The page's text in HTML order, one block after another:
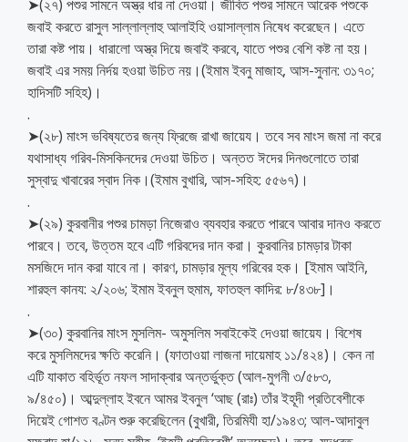
➤(২৭) পশুর সামনে অস্ত্র ধার না দেওয়া। জীবিত পশুর সামনে আরেক পশুকে
জবাই করতে রাসুল সাল্লাল্লাহু আলাইহি ওয়াসাল্লাম নিষেধ করেছেন। এতে
তারা কষ্ট পায়। ধারালো অস্ত্র দিয়ে জবাই করবে, যাতে পশুর বেশি কষ্ট না হয়।
জবাই এর সময় নির্দয় হওয়া উচিত নয়।(ইমাম ইবনু মাজাহ, আস-সুনান: ৩১৭০;
হাদিসটি সহিহ)।
.
➤(২৮) মাংস ভবিষ্যতের জন্য ফ্রিজে রাখা জায়েয। তবে সব মাংস জমা না করে
যথাসাধ্য গরিব-মিসকিনদের দেওয়া উচিত। অন্তত ঈদের দিনগুলোতে তারা
সুস্বাদু খাবারের স্বাদ নিক।(ইমাম বুখারি, আস-সহিহ: ৫৫৬৭)।
.
➤(২৯) কুরবানীর পশুর চামড়া নিজেরাও ব্যবহার করতে পারবে আবার দানও করতে
পারবে। তবে, উত্তম হবে এটি গরিবদের দান করা। কুরবানির চামড়ার টাকা
মসজিদে দান করা যাবে না। কারণ, চামড়ার মূল্য গরিবের হক। [ইমাম আইনি,
শারহুল কানয: ২/২০৬; ইমাম ইবনুল হুমাম, ফাতহুল কাদির: ৮/৪৩৮]।
.
➤(৩০) কুরবানির মাংস মুসলিম- অমুসলিম সবাইকেই দেওয়া জায়েয। বিশেষ
করে মুসলিমদের ক্ষতি করেনি। (ফাতাওয়া লাজনা দায়েমাহ ১১/৪২৪)। কেন না
এটি যাকাত বহির্ভূত নফল সাদাক্বার অন্তর্ভুক্ত (আল-মুগনী ৩/৫৮৩,
৯/৪৫০)। আব্দুল্লাহ ইবনে আমর ইবনুল ‘আছ (রাঃ) তাঁর ইহূদী প্রতিবেশীকে
দিয়েই গোশত বণ্টন শুরু করেছিলেন (বুখারী, তিরমিযী হা/১৯৪৩; আল-আদাবুল